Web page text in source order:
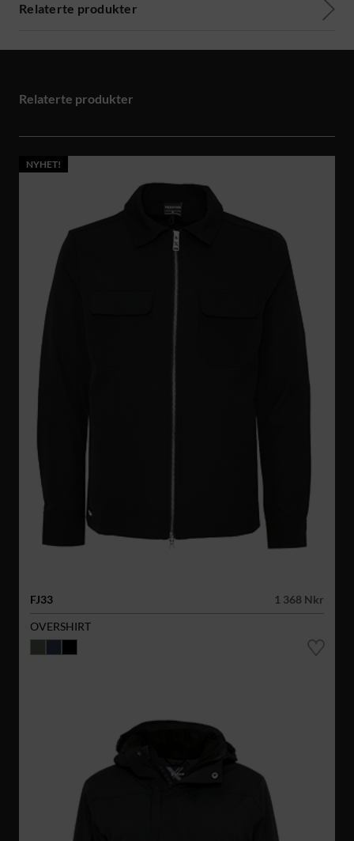
Relaterte produkter
Relaterte produkter
NYHET!
FJ33
1 368 Nkr
OVERSHIRT